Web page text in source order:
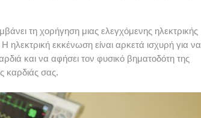
τη χορήγηση μιας ελεγχόμενης ηλεκτρικής
εκκένωση είναι αρκετά ισχυρή για να
και να αφήσει τον φυσικό βηματοδότη της
καρδιάς σας.